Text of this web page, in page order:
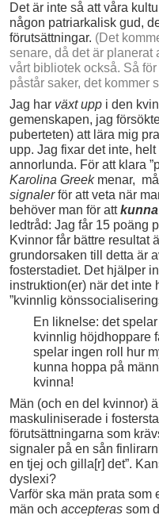
Det är inte så att våra
någon patriarkalisk gud,
förutsättningar. (Det
senare, då det är planerat
vårt bibliotek också. Så
påstår saker, det kommer
Jag har växt upp i den
gemenskapen, jag
puberteten) att lära mig
upp. Jag fixar det inte,
annorlunda. För att klara
Karolina Greekmenar,
signalerför att veta när
behöver man för attkunna
ledtråd: Jag får 15 poäng
Kvinnor får bättre resultat
grundorsaken till detta är
fosterstadiet. Det hjälper
instruktion(er) när det inte
”kvinnlig
En liknelse: det
kvinnlig höjdhoppare
spelar ingen roll hur
kunna hoppa på
kvinna!
Män (och en del kvinnor)
maskuliniserade i
förutsättningarna som
signaler på en sån
en tjej och gilla[r] det”.
dyslexi?
Varför ska män prata som
män och accepteras som